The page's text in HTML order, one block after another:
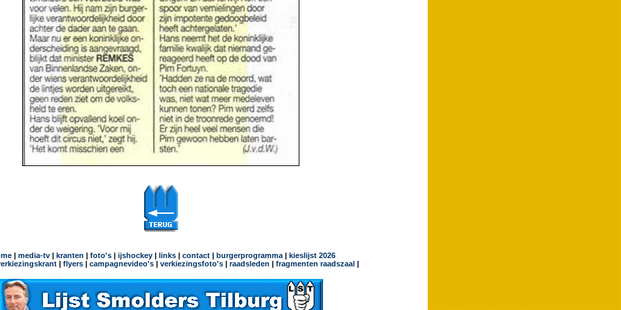
| media-tv| kranten | foto's| ijshockey| links| contact|burgerprogramma| kieslijst 2026
| flyers | campagnevideo's | verkiezingsfoto's | raadsleden | fragmenten raadszaal |